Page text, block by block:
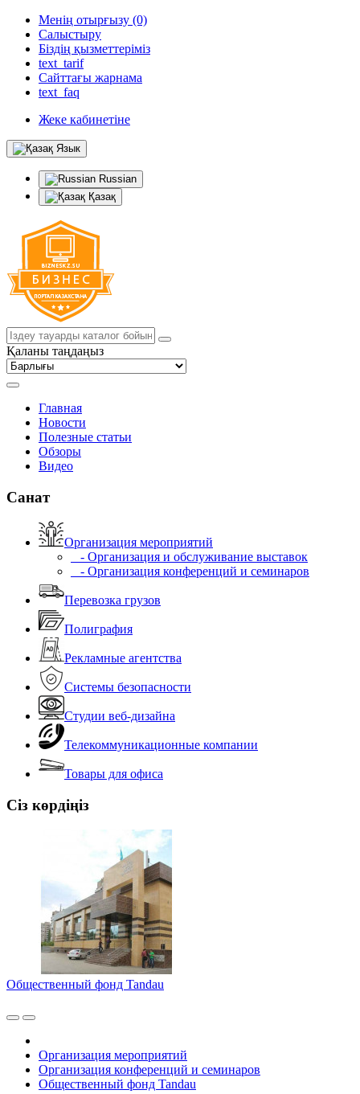
Менің отырғызу (0)
Салыстыру
Біздің қызметтеріміз
text_tarif
Сайттағы жарнама
text_faq
Жеке кабинетіне
Язык
Russian
Қазақ
Қаланы таңдаңыз
Главная
Новости
Полезные статьи
Обзоры
Видео
Санат
Организация мероприятий
- Организация и обслуживание выставок
- Организация конференций и семинаров
Перевозка грузов
Полиграфия
Рекламные агентства
Системы безопасности
Студии веб-дизайна
Телекоммуникационные компании
Товары для офиса
Сіз көрдіңіз
Общественный фонд Tandau
Организация мероприятий
Организация конференций и семинаров
Общественный фонд Tandau